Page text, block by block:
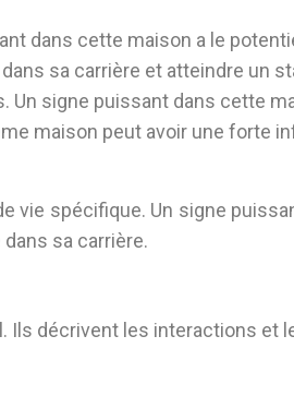
dans cette maison a le
sa carrière et atteindre un
signe puissant dans cette
maison peut avoir une forte
vie spécifique. Un signe
sa carrière.
décrivent les interactions